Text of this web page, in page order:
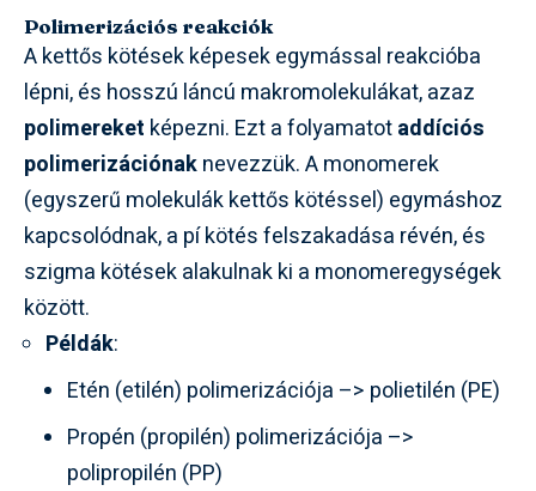
Polimerizációs reakciók
A kettős kötések képesek egymással reakcióba
lépni, és hosszú láncú makromolekulákat, azaz
polimereket képezni. Ezt a folyamatotaddíciós
polimerizációnaknevezzük. A monomerek
(egyszerű molekulák kettős kötéssel) egymáshoz
kapcsolódnak, a pí kötés felszakadása révén, és
szigma kötések alakulnak ki a monomeregységek
között.
Példák:
Etén (etilén) polimerizációja –> polietilén (PE)
Propén (propilén) polimerizációja –>
polipropilén (PP)